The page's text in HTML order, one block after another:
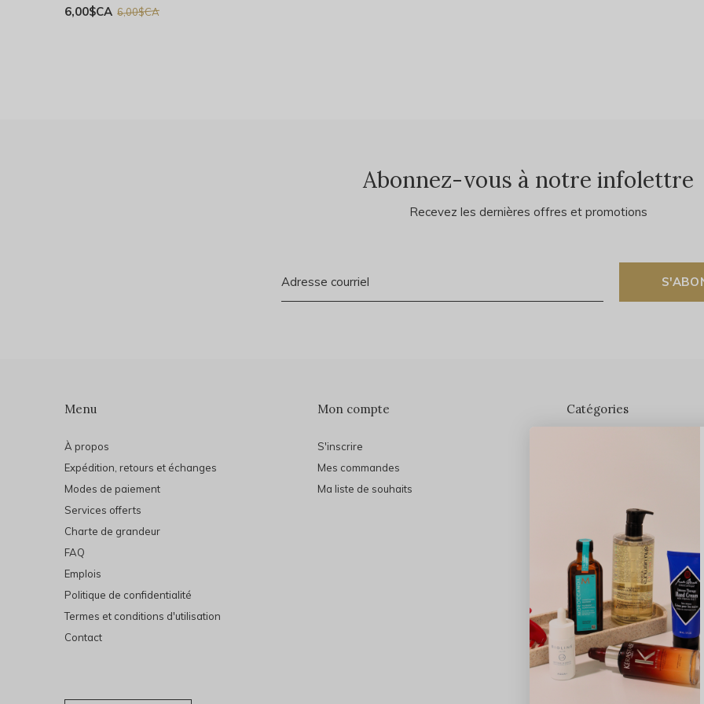
6,00$CA 6,00$CA
Abonnez-vous à notre infolettre
Recevez les dernières offres et promotions
Menu
À propos
Expédition, retours et échanges
Modes de paiement
Services offerts
Charte de grandeur
FAQ
Emplois
Politique de confidentialité
Termes et conditions d'utilisation
Contact
Mon compte
S'inscrire
Mes commandes
Ma liste de souhaits
Catégories
Soins du visage
Maquillage
Bain et Corps
Bijoux